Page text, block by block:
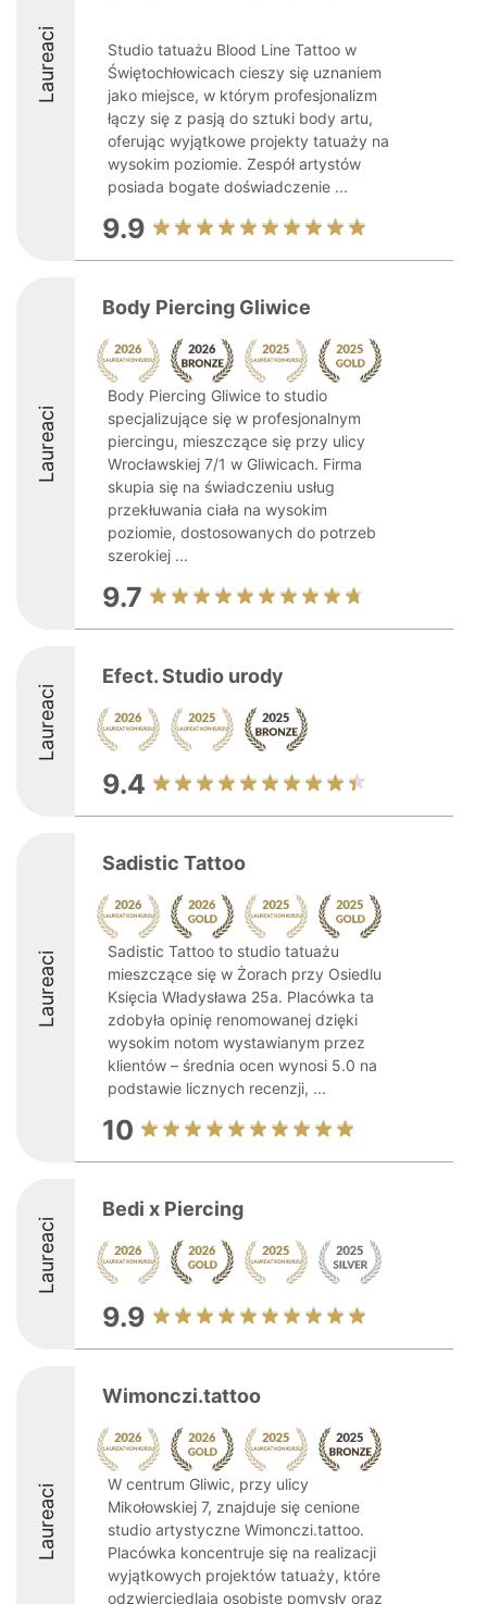
Laureaci
Studio tatuażu Blood Line Tattoo w
Świętochłowicach cieszy się uznaniem
jako miejsce, w którym profesjonalizm
łączy się z pasją do sztuki body artu,
oferując wyjątkowe projekty tatuaży na
wysokim poziomie. Zespół artystów
posiada bogate doświadczenie ...
9.9
Laureaci
Body Piercing Gliwice
Body Piercing Gliwice to studio
specjalizujące się w profesjonalnym
piercingu, mieszczące się przy ulicy
Wrocławskiej 7/1 w Gliwicach. Firma
skupia się na świadczeniu usług
przekłuwania ciała na wysokim
poziomie, dostosowanych do potrzeb
szerokiej ...
9.7
Laureaci
Efect. Studio urody
9.4
Laureaci
Sadistic Tattoo
Sadistic Tattoo to studio tatuażu
mieszczące się w Żorach przy Osiedlu
Księcia Władysława 25a. Placówka ta
zdobyła opinię renomowanej dzięki
wysokim notom wystawianym przez
klientów – średnia ocen wynosi 5.0 na
podstawie licznych recenzji, ...
10
Laureaci
Bedi x Piercing
9.9
Laureaci
Wimonczi.tattoo
W centrum Gliwic, przy ulicy
Mikołowskiej 7, znajduje się cenione
studio artystyczne Wimonczi.tattoo.
Placówka koncentruje się na realizacji
wyjątkowych projektów tatuaży, które
odzwierciedlają osobiste pomysły oraz